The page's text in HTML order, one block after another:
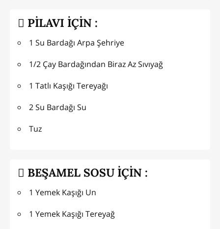
PİLAVI İÇİN :
1 Su Bardağı Arpa Şehriye
1/2 Çay Bardağından Biraz Az Sıvıyağ
1 Tatlı Kaşığı Tereyağı
2 Su Bardağı Su
Tuz
BEŞAMEL SOSU İÇİN :
1 Yemek Kaşığı Un
1 Yemek Kaşığı Tereyağ